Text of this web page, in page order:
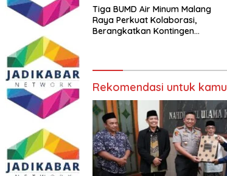
Tiga BUMD Air Minum Malang
Raya Perkuat Kolaborasi,
Berangkatkan Kontingen
Rekomendasi untuk kamu